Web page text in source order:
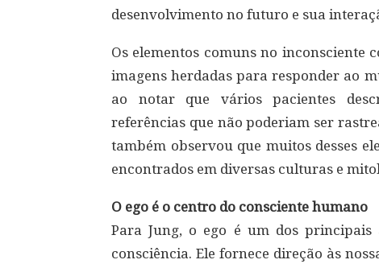
desenvolvimento no futuro e sua
Os elementos comuns no inconsciente
imagens herdadas para responder ao
ao notar que vários pacientes
referências que não poderiam ser
também observou que muitos desses
encontrados em diversas culturas e
O ego é o centro do consciente humano
Para Jung, o ego é um dos
consciência. Ele fornece direção às